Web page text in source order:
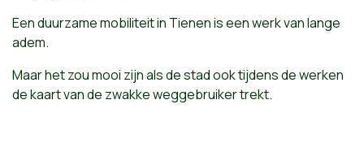
Een duurzame mobiliteit in Tienen is een werk van lange
adem.
Maar het zou mooi zijn als de stad ook tijdens de werken
de kaart van de zwakke weggebruiker trekt.